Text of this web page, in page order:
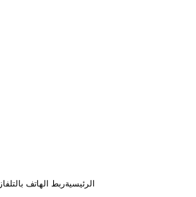
الرئيسيةربط الهاتف بالتلفاز